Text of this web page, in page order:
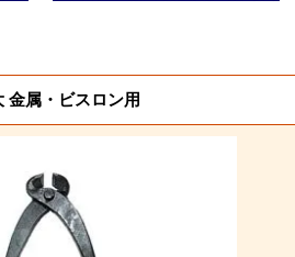
金属・ビスロン用